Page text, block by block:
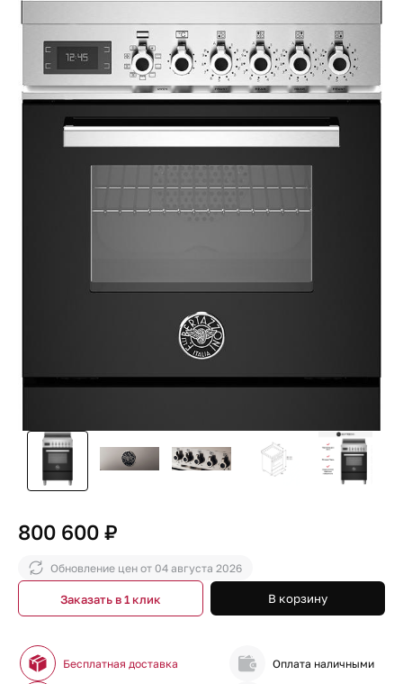
800 600 ₽
Обновление цен от 04 августа 2026
В корзину
Заказать в 1 клик
Бесплатная доставка Оплата наличными